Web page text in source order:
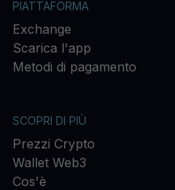
PIATTAFORMA
Exchange
Scarica l'app
Metodi di pagamento
SCOPRI DI PIÙ
Prezzi Crypto
Wallet Web3
Cos'è